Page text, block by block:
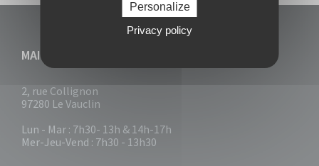
MAIRIE DU VAUCLIN
2, rue Collignon
97280 Le Vauclin
Lun - Mar : 7h30- 13h & 14h-17h
Mer-Jeu-Vend : 7h30 - 13h30
Personalize
Privacy policy